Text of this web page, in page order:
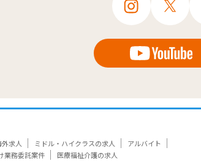
外求人 ミドル・ハイクラスの求人
アルバイト
業務委託案件 医療福祉介護の求人